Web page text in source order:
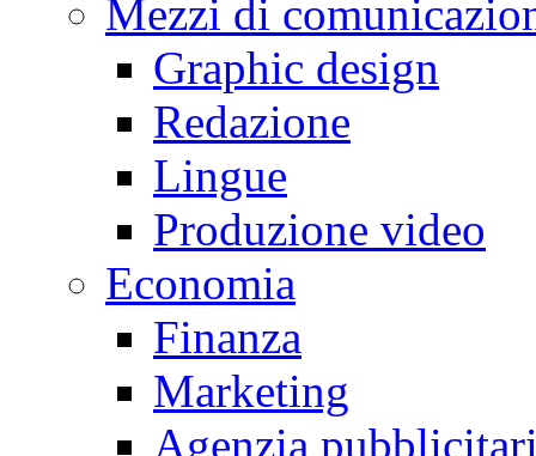
Mezzi di
Graphic design
Redazione
Lingue
Produzione video
Economia
Finanza
Marketing
Agenzia